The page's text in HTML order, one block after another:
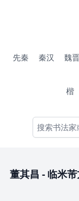
先秦 秦汉 魏
楷
董其昌 - 临米